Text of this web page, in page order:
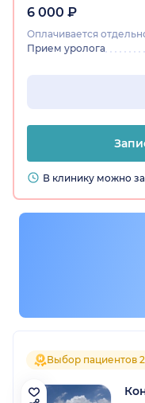
6 000 ₽
Оплачивается
Прием уролога
В клинику можно
Выбор пациентов